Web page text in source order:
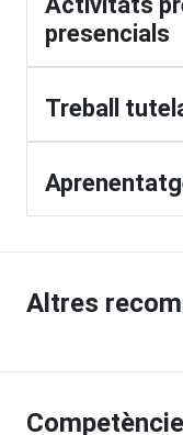
presencials
Treball
Altres